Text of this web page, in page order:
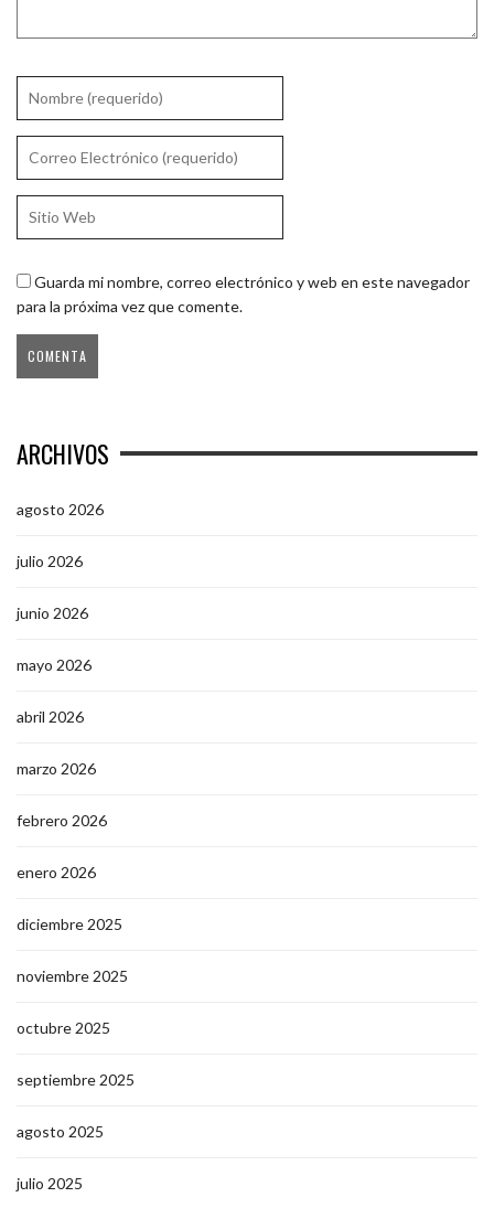
Guarda mi nombre, correo electrónico y web en este navegador
para la próxima vez que comente.
ARCHIVOS
agosto 2026
julio 2026
junio 2026
mayo 2026
abril 2026
marzo 2026
febrero 2026
enero 2026
diciembre 2025
noviembre 2025
octubre 2025
septiembre 2025
agosto 2025
julio 2025